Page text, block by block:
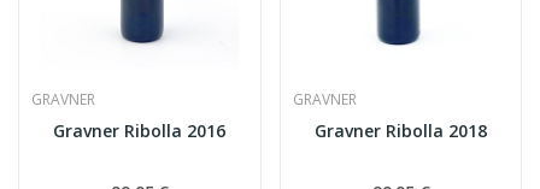
GRAVNER
Gravner Ribolla 2016
GRAVNER
Gravner Ribolla 2018